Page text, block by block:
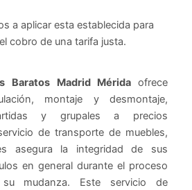
a aplicar esta establecida para
cobro de una tarifa justa.
Baratos Madrid Méridaofrece
montaje y desmontaje,
y grupales a precios
de transporte de muebles,
asegura la integridad de sus
en general durante el proceso
mudanza. Este servicio de